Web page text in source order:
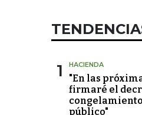
1 HACIENDA
"En las
firmaré el
público"